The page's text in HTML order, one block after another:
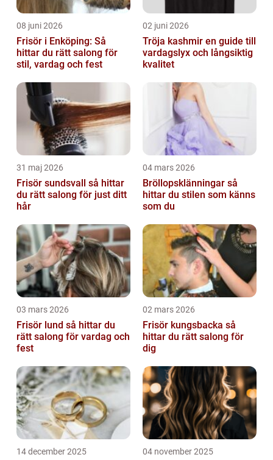
08 juni 2026
Frisör i Enköping: Så
hittar du rätt salong för
stil, vardag och fest
02 juni 2026
Tröja kashmir en guide till
vardagslyx och långsiktig
kvalitet
31 maj 2026
Frisör sundsvall så hittar
du rätt salong för just ditt
hår
04 mars 2026
Bröllopsklänningar så
hittar du stilen som känns
som du
03 mars 2026
Frisör lund så hittar du
rätt salong för vardag och
fest
02 mars 2026
Frisör kungsbacka så
hittar du rätt salong för
dig
14 december 2025 04 november 2025